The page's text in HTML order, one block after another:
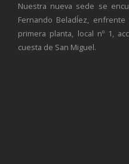
Nuestra nueva sede se
Fernando BeladÍez,
primera planta, local nº 1,
cuesta de San Miguel.